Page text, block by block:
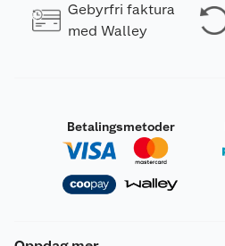
Gebyrfri faktura
med Walley
Betalingsmetoder